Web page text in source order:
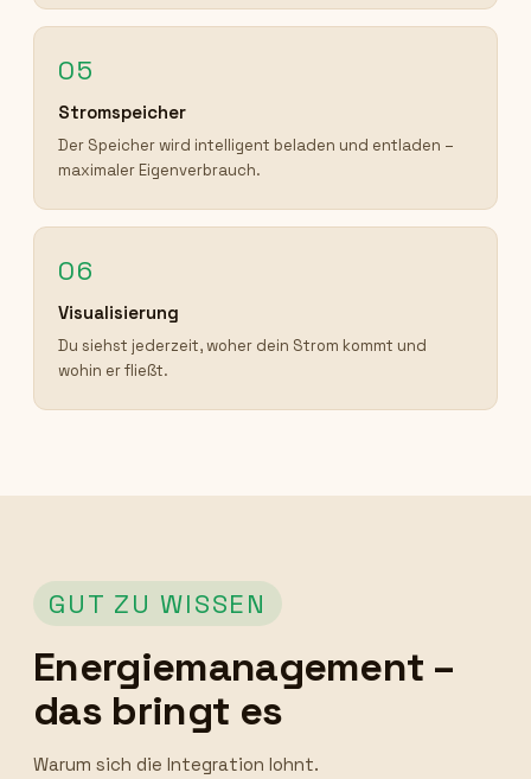
05
Stromspeicher
Der Speicher wird intelligent beladen und entladen –
maximaler Eigenverbrauch.
06
Visualisierung
Du siehst jederzeit, woher dein Strom kommt und
wohin er fließt.
GUT ZU WISSEN
Energiemanagement –
das bringt es
Warum sich die Integration lohnt.